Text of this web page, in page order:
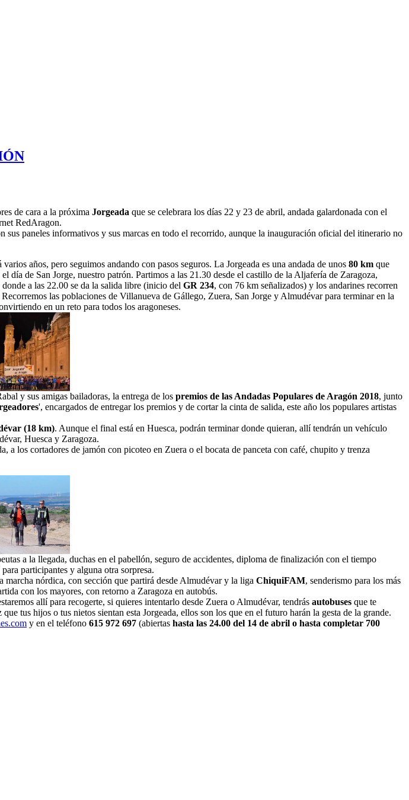
de cara a la próxima Jorgeada que se celebrara los días 22 y 23 de abril, andada galardonada con el
RedAragon.
sus paneles informativos y sus marcas en todo el recorrido, aunque la inauguración oficial del itinerario no
años, pero seguimos andando con pasos seguros. La Jorgeada es una andada de unos 80 km que
día de San Jorge, nuestro patrón. Partimos a las 21.30 desde el castillo de la Aljafería de Zaragoza,
a las 22.00 se da la salida libre (inicio del GR 234, con 76 km señalizados) y los andarines recorren
las poblaciones de Villanueva de Gállego, Zuera, San Jorge y Almudévar para terminar en la
en un reto para todos los aragoneses.
y sus amigas bailadoras, la entrega de los premios de las Andadas Populares de Aragón 2018, junto
', encargados de entregar los premios y de cortar la cinta de salida, este año los populares artistas
(18 km). Aunque el final está en Huesca, podrán terminar donde quieran, allí tendrán un vehículo
Huesca y Zaragoza.
a los cortadores de jamón con picoteo en Zuera o el bocata de panceta con café, chupito y trenza
a la llegada, duchas en el pabellón, seguro de accidentes, diploma de finalización con el tiempo
participantes y alguna otra sorpresa.
marcha nórdica, con sección que partirá desde Almudévar y la liga ChiquiFAM, senderismo para los más
con los mayores, con retorno a Zaragoza en autobús.
allí para recogerte, si quieres intentarlo desde Zuera o Almudévar, tendrás autobuses que te
tus hijos o tus nietos sientan esta Jorgeada, ellos son los que en el futuro harán la gesta de la grande.
y en el teléfono 615 972 697 (abiertas hasta las 24.00 del 14 de abril o hasta completar 700